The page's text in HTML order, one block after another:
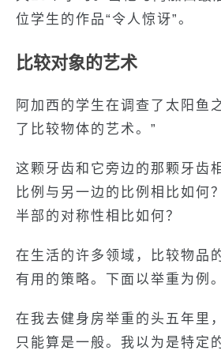
位学生的作品“令人惊讶”。
比较对象的艺术
阿加西的学生在调查了太阳鱼
了比较物体的艺术。”
这颗牙齿和它旁边的那颗牙齿
比例与另一边的比例相比如何
半部的对称性相比如何？
在生活的许多领域，比较物品
有用的策略。下面以举重为例。
在我去健身房举重的头五年里
只能算是一般。我以为是特定